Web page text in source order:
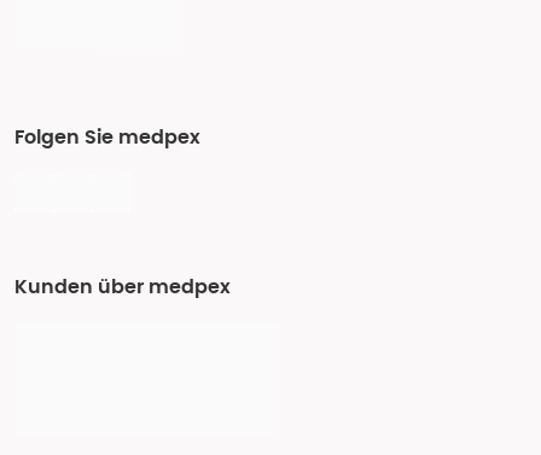
Folgen Sie medpex
Kunden über medpex